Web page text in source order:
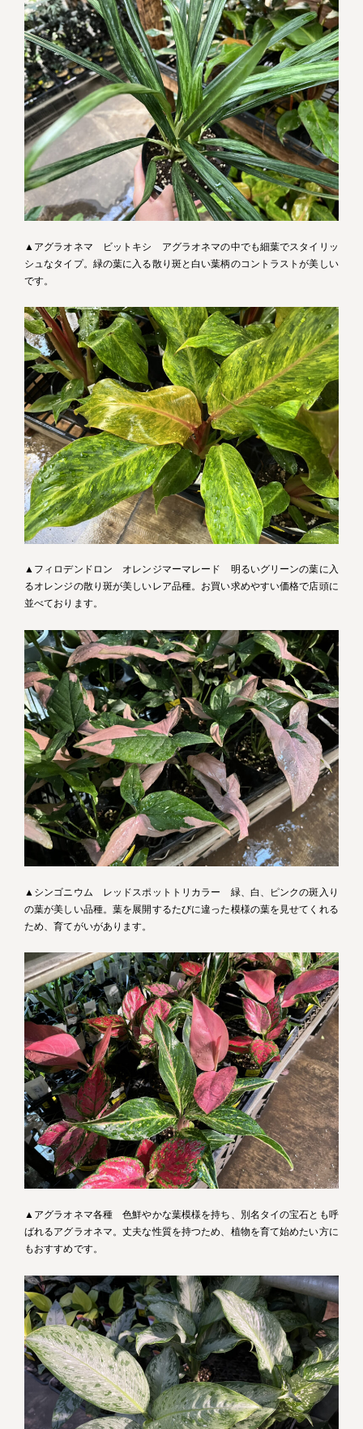
▲アグラオネマ ビットキシ アグラオネマの中でも細葉でスタイリッ
シュなタイプ。緑の葉に入る散り斑と白い葉柄のコントラストが美しい
です。
▲フィロデンドロン オレンジマーマレード 明るいグリーンの葉に入
るオレンジの散り斑が美しいレア品種。お買い求めやすい価格で店頭に
並べております。
▲シンゴニウム レッドスポットトリカラー 緑、白、ピンクの斑入り
の葉が美しい品種。葉を展開するたびに違った模様の葉を見せてくれる
ため、育てがいがあります。
▲アグラオネマ各種 色鮮やかな葉模様を持ち、別名タイの宝石とも呼
ばれるアグラオネマ。丈夫な性質を持つため、植物を育て始めたい方に
もおすすめです。